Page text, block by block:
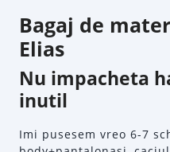
Bagaj de
Elias
Nu impacheta
inutil
Imi pusesem vreo 6-7